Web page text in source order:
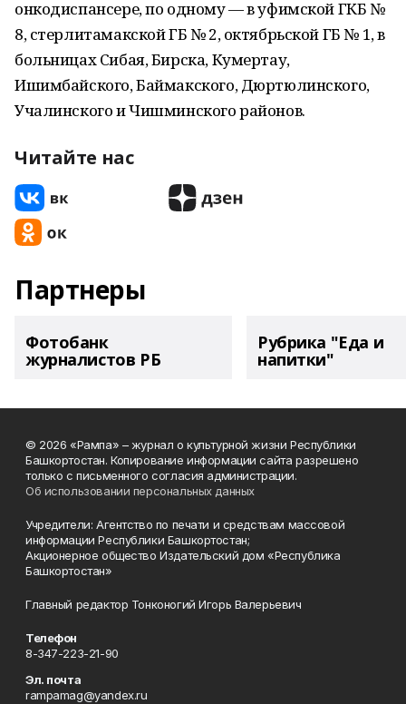
онкодиспансере, по одному — в уфимской ГКБ №
8, стерлитамакской ГБ № 2, октябрьской ГБ № 1, в
больницах Сибая, Бирска, Кумертау,
Ишимбайского, Баймакского, Дюртюлинского,
Учалинского и Чишминского районов.
Читайте нас
Партнеры
Фотобанк
журналистов РБ
Рубрика "Еда и
напитки"
© 2026 «Рампа» – журнал о культурной жизни Республики
Башкортостан. Копирование информации сайта разрешено
только с письменного согласия администрации.
Об использовании персональных данных
Учредители: Агентство по печати и средствам массовой
информации Республики Башкортостан;
Акционерное общество Издательский дом «Республика
Башкортостан»
Главный редактор Тонконогий Игорь Валерьевич
Телефон
8-347-223-21-90
Эл. почта
rampamag@yandex.ru